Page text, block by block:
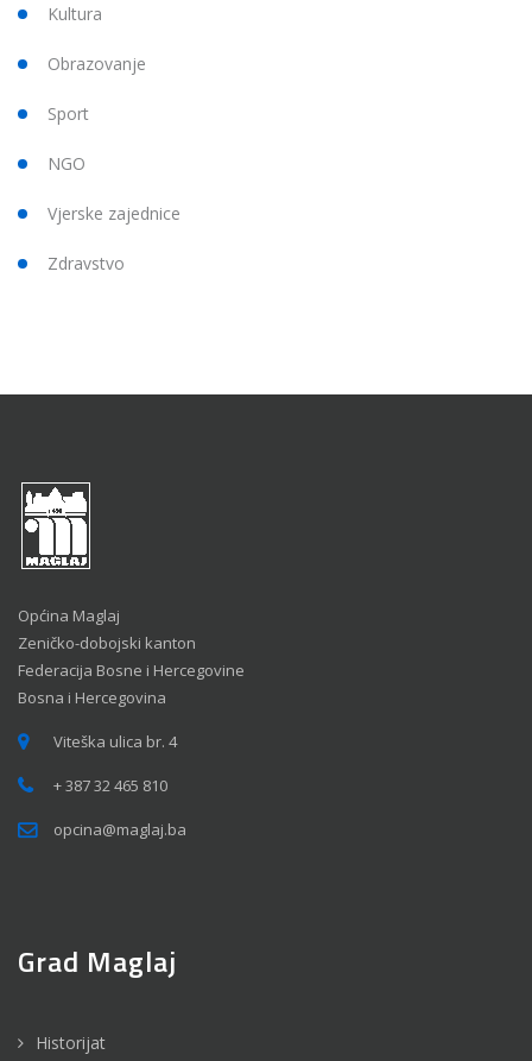
Kultura
Obrazovanje
Sport
NGO
Vjerske zajednice
Zdravstvo
Općina Maglaj
Zeničko-dobojski kanton
Federacija Bosne i Hercegovine
Bosna i Hercegovina
Viteška ulica br. 4
+ 387 32 465 810
opcina@maglaj.ba
Grad Maglaj
Historijat